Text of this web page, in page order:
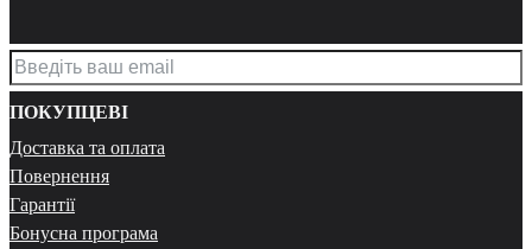
ПОКУПЦЕВІ
Доставка та оплата
Повернення
Гарантії
Бонусна програма